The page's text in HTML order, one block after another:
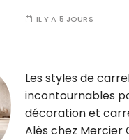
IL Y A 5 JOURS
Les styles de
incontournables
décoration et
Alès chez Mercier